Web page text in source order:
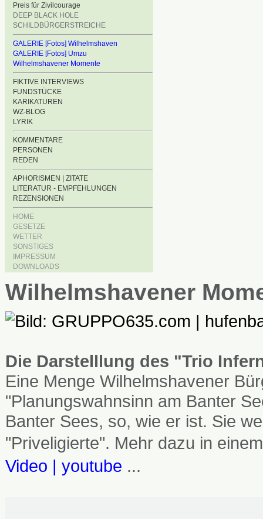
Preis für Zivilcourage
DEEP BLACK HOLE
SCHILDBÜRGERSTREICHE
GALERIE [Fotos] Wilhelmshaven
GALERIE [Fotos] Umzu
Wilhelmshavener Momente
FIKTIVE INTERVIEWS
FUNDSTÜCKE
KARIKATUREN
WZ-BLOG
LYRIK
KOMMENTARE
PERSONEN
REDEN
APHORISMEN | ZITATE
LITERATUR - EMPFEHLUNGEN
REZENSIONEN
HOME
GESETZE
WETTER
SONSTIGES
IMPRESSUM
DOWNLOADS
Wilhelmshavener
Die Darstelllung des "Trio
Eine Menge Wilhelmshavener
"Planungswahnsinn am Banter
Banter Sees, so, wie er ist. Sie
"Priveligierte". Mehr dazu in
Video | youtube ...